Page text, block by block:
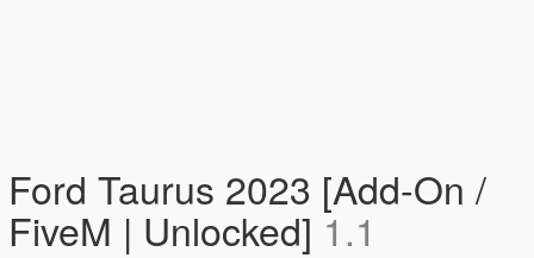
Ford Taurus 2023 [Add-On /
FiveM | Unlocked] 1.1